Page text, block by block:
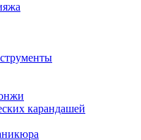
карандашей